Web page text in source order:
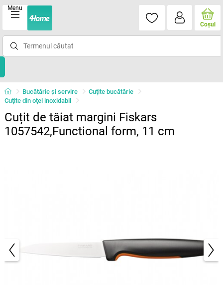
Menu
Coşul
Bucătărie și servire
Cuţite bucătărie
Cuţite din oţel inoxidabil
Cuțit de tăiat margini Fiskars
1057542,Functional form, 11 cm